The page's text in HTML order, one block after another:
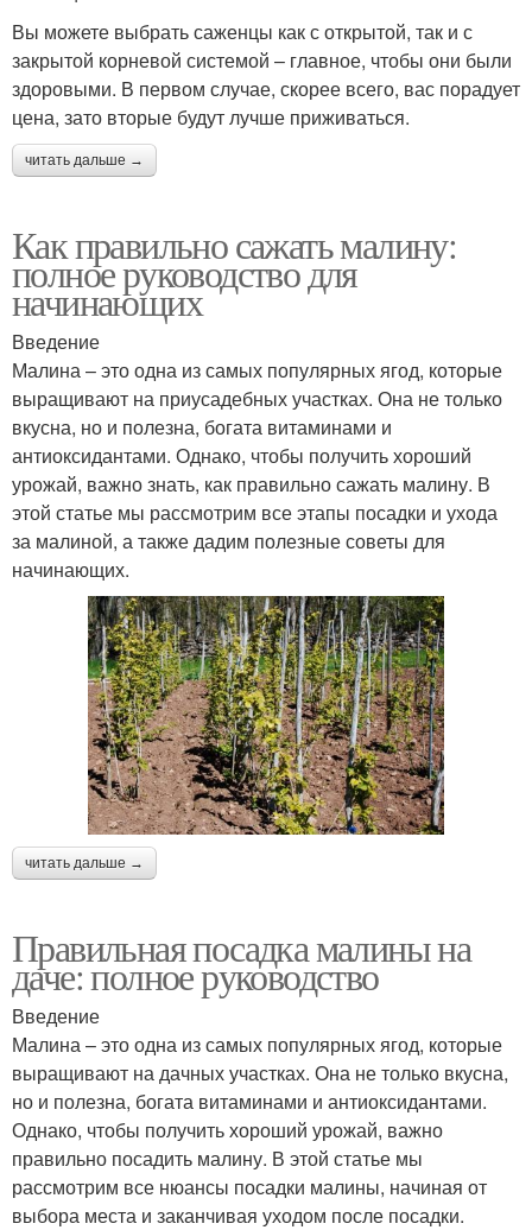
Вы можете выбрать саженцы как с открытой, так и с
закрытой корневой системой – главное, чтобы они были
здоровыми. В первом случае, скорее всего, вас порадует
цена, зато вторые будут лучше приживаться.
читать дальше →
Как правильно сажать малину:
полное руководство для
начинающих
Введение
Малина – это одна из самых популярных ягод, которые
выращивают на приусадебных участках. Она не только
вкусна, но и полезна, богата витаминами и
антиоксидантами. Однако, чтобы получить хороший
урожай, важно знать, как правильно сажать малину. В
этой статье мы рассмотрим все этапы посадки и ухода
за малиной, а также дадим полезные советы для
начинающих.
читать дальше →
Правильная посадка малины на
даче: полное руководство
Введение
Малина – это одна из самых популярных ягод, которые
выращивают на дачных участках. Она не только вкусна,
но и полезна, богата витаминами и антиоксидантами.
Однако, чтобы получить хороший урожай, важно
правильно посадить малину. В этой статье мы
рассмотрим все нюансы посадки малины, начиная от
выбора места и заканчивая уходом после посадки.